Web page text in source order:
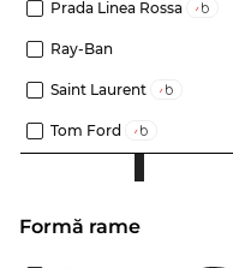
Prada Linea Rossa
Ray-Ban
Saint Laurent
Tom Ford
Formă rame